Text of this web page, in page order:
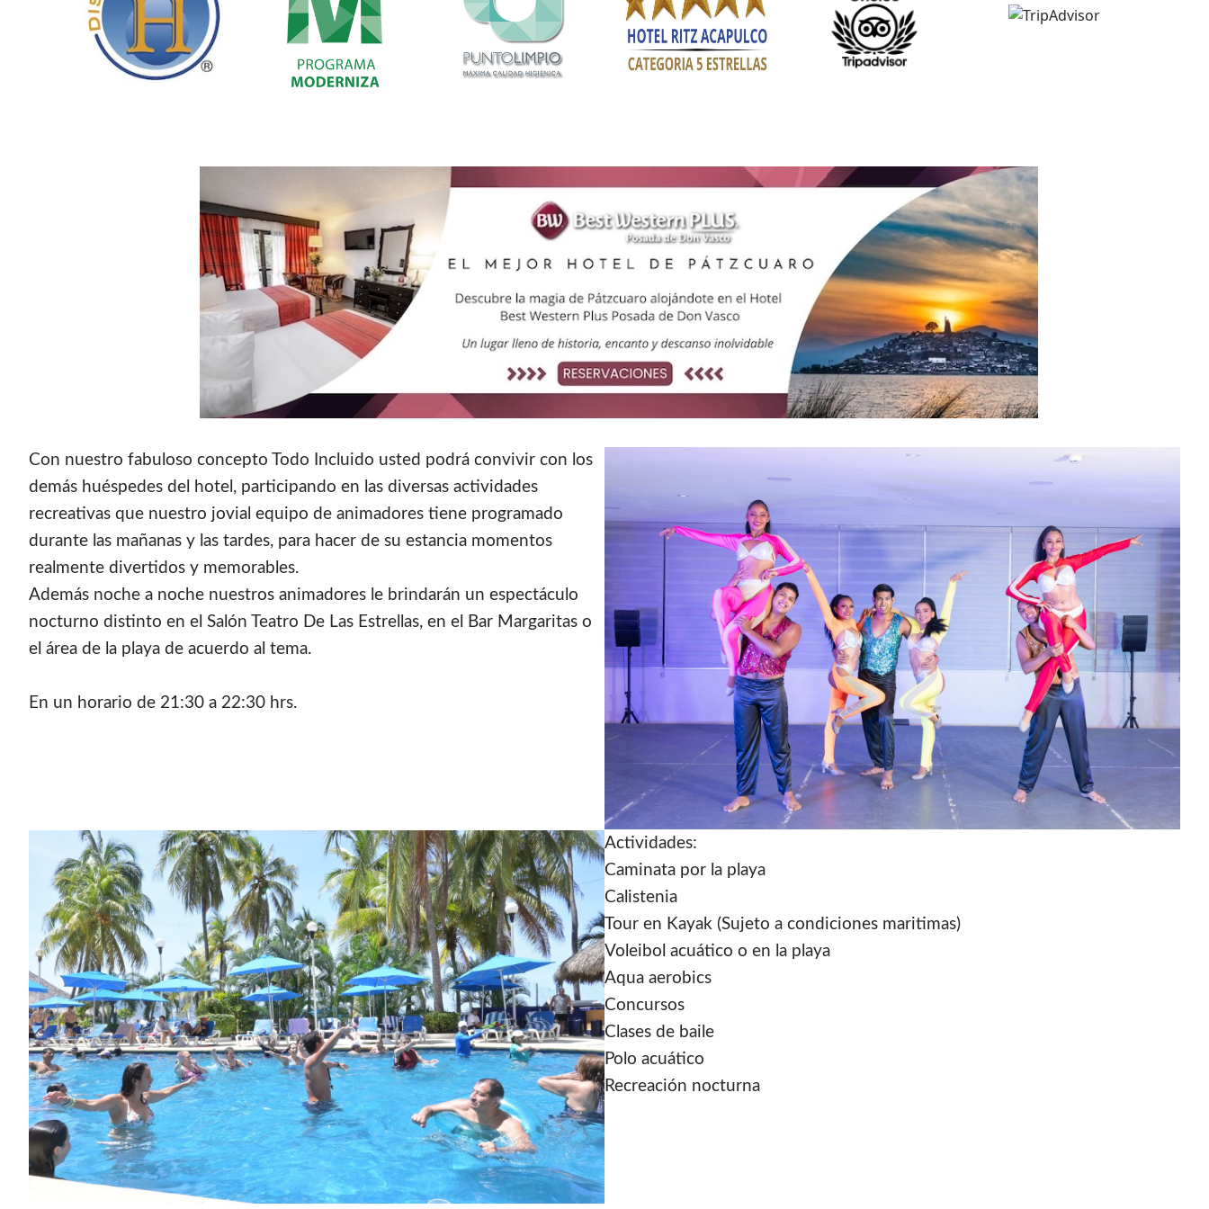
Con nuestro fabuloso concepto Todo Incluido usted podrá convivir con los
demás huéspedes del hotel, participando en las diversas actividades
recreativas que nuestro jovial equipo de animadores tiene programado
durante las mañanas y las tardes, para hacer de su estancia momentos
realmente divertidos y memorables.
Además noche a noche nuestros animadores le brindarán un espectáculo
nocturno distinto en el Salón Teatro De Las Estrellas, en el Bar Margaritas o
el área de la playa de acuerdo al tema.
En un horario de 21:30 a 22:30 hrs.
Actividades:
Caminata por la playa
Calistenia
Tour en Kayak (Sujeto a condiciones maritimas)
Voleibol acuático o en la playa
Aqua aerobics
Concursos
Clases de baile
Polo acuático
Recreación nocturna